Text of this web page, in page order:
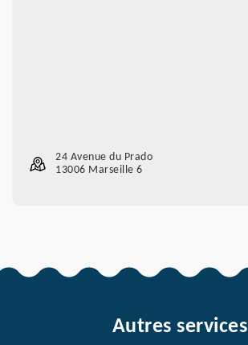
24 Avenue du Prado
13006 Marseille 6
Autres services